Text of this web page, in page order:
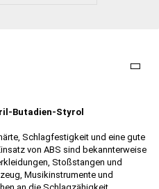
Butadien-Styrol
Schlagfestigkeit und eine gute
von ABS sind bekannterweise
Stoßstangen und
Musikinstrumente und